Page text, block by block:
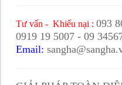
Tư vấn - Khiếu nại : 093
0919 19 5007 - 09
Email: